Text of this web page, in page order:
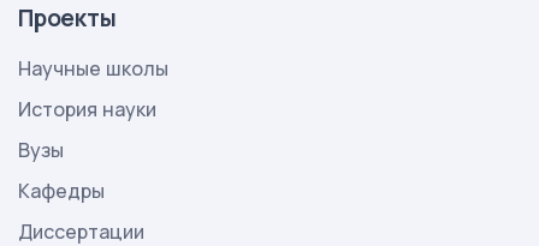
Проекты
Научные школы
История науки
Вузы
Кафедры
Диссертации